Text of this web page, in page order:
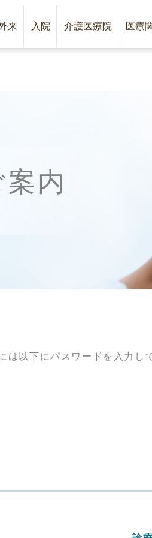
来 入院 介護医療院 医療
内
以下にパスワードを入力し